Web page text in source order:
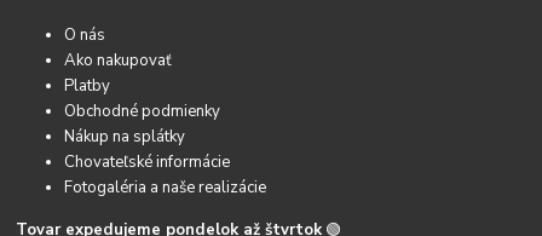
O nás
Ako nakupovať
Platby
Obchodné podmienky
Nákup na splátky
Chovateľské informácie
Fotogaléria a naše realizácie
Tovar expedujeme pondelok až štvrtok 🟢